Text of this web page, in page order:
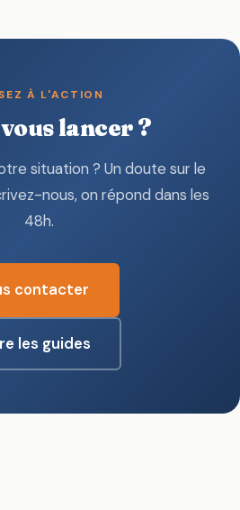
À L'ACTION
lancer ?
situation ? Un doute sur le
nous, on répond dans les
48h.
contacter
les guides